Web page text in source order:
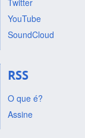
Twitter
YouTube
SoundCloud
RSS
O que é?
Assine